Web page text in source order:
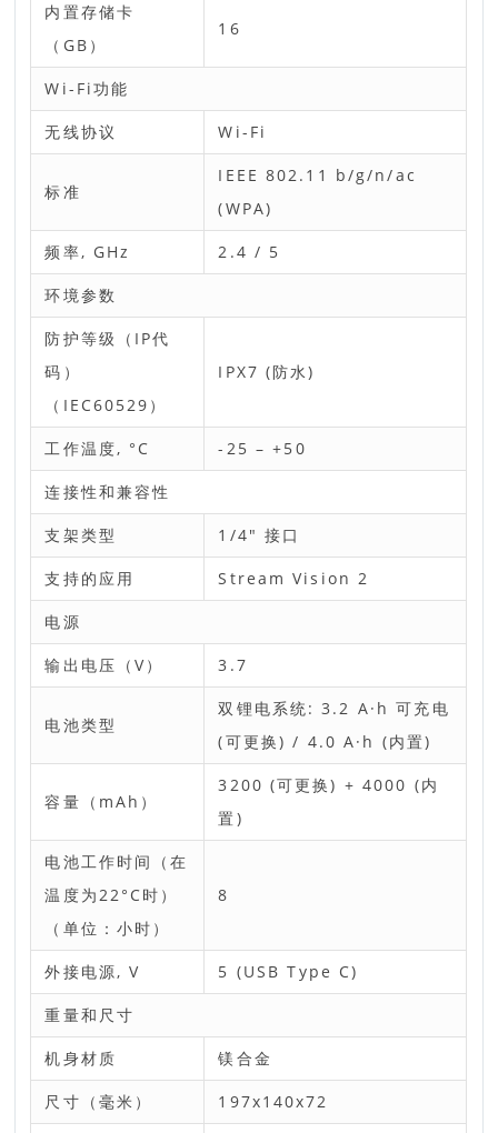
内置存储卡
（GB）
16
Wi-Fi功能
无线协议 Wi-Fi
标准
IEEE 802.11 b/g/n/ac
(WPA)
频率, GHz 2.4 / 5
环境参数
防护等级（IP代
码）
（IEC60529）
IPХ7 (防水)
工作温度, °С -25 – +50
连接性和兼容性
支架类型 1/4" 接口
支持的应用 Stream Vision 2
电源
输出电压（V） 3.7
电池类型
双锂电系统: 3.2 A·h 可充电
(可更换) / 4.0 A·h (内置)
容量（mAh）
3200 (可更换) + 4000 (内
置)
电池工作时间（在
温度为22°C时）
（单位：小时）
8
外接电源, V 5 (USB Type C)
重量和尺寸
机身材质 镁合金
尺寸（毫米） 197x140x72